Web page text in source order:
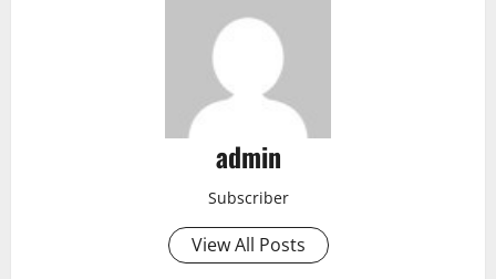
admin
Subscriber
View All Posts